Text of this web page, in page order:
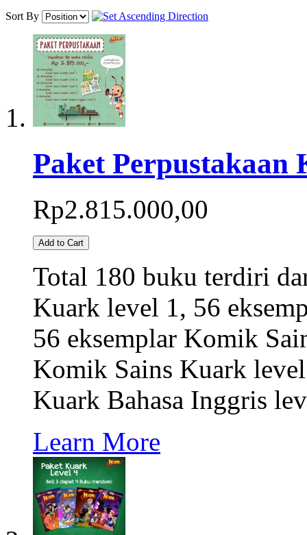
Sort By
Paket Perpustakaan
Rp2.815.000,00
Add to Cart
Total 180 buku terdiri
Kuark level 1, 56
56 eksemplar Komik
Komik Sains Kuark
Kuark Bahasa Inggris
Learn More